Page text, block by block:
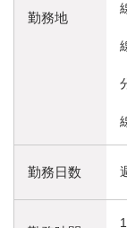
勤務地
勤務日数